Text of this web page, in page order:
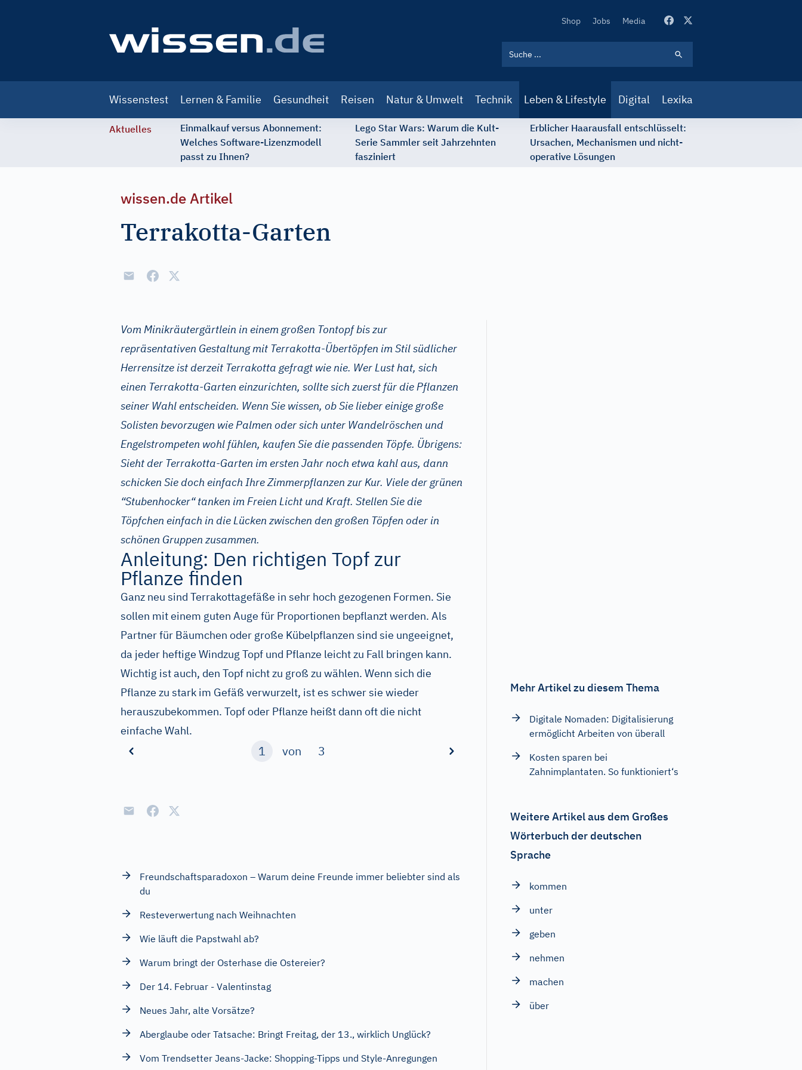
Secondary
Shop Jobs Media
navigation
Wissenstest Lernen & Familie Gesundheit Reisen Natur & Umwelt Technik Leben & Lifestyle Digital Lexika
Aktuelles
Einmalkauf versus Abonnement:
Welches Software-Lizenzmodell
passt zu Ihnen?
Lego Star Wars: Warum die Kult-
Serie Sammler seit Jahrzehnten
fasziniert
Erblicher Haarausfall entschlüsselt:
Ursachen, Mechanismen und nicht-
operative Lösungen
wissen.de Artikel
Terrakotta-Garten
Vom Minikräutergärtlein in einem großen Tontopf bis zur
repräsentativen Gestaltung mit Terrakotta-Übertöpfen im Stil südlicher
Herrensitze ist derzeit Terrakotta gefragt wie nie. Wer Lust hat, sich
einen Terrakotta-Garten einzurichten, sollte sich zuerst für die Pflanzen
seiner Wahl entscheiden. Wenn Sie wissen, ob Sie lieber einige große
Solisten bevorzugen wie Palmen oder sich unter Wandelröschen und
Engelstrompeten wohl fühlen, kaufen Sie die passenden Töpfe. Übrigens:
Sieht der Terrakotta-Garten im ersten Jahr noch etwa kahl aus, dann
schicken Sie doch einfach Ihre Zimmerpflanzen zur Kur. Viele der grünen
“Stubenhocker“ tanken im Freien Licht und Kraft. Stellen Sie die
Töpfchen einfach in die Lücken zwischen den großen Töpfen oder in
schönen Gruppen zusammen.
Anleitung: Den richtigen Topf zur
Pflanze finden
Ganz neu sind Terrakottagefäße in sehr hoch gezogenen Formen. Sie
sollen mit einem guten Auge für Proportionen bepflanzt werden. Als
Partner für Bäumchen oder große Kübelpflanzen sind sie ungeeignet,
da jeder heftige Windzug Topf und Pflanze leicht zu Fall bringen kann.
Wichtig ist auch, den Topf nicht zu groß zu wählen. Wenn sich die
Pflanze zu stark im Gefäß verwurzelt, ist es schwer sie wieder
herauszubekommen. Topf oder Pflanze heißt dann oft die nicht
einfache Wahl.
1 von 3
Freundschaftsparadoxon – Warum deine Freunde immer beliebter sind als
du
Resteverwertung nach Weihnachten
Wie läuft die Papstwahl ab?
Warum bringt der Osterhase die Ostereier?
Der 14. Februar - Valentinstag
Neues Jahr, alte Vorsätze?
Aberglaube oder Tatsache: Bringt Freitag, der 13., wirklich Unglück?
Vom Trendsetter Jeans-Jacke: Shopping-Tipps und Style-Anregungen
Mehr Artikel zu diesem Thema
Digitale Nomaden: Digitalisierung
ermöglicht Arbeiten von überall
Kosten sparen bei
Zahnimplantaten. So funktioniert‘s
Weitere Artikel aus dem Großes
Wörterbuch der deutschen
Sprache
kommen
unter
geben
nehmen
machen
über